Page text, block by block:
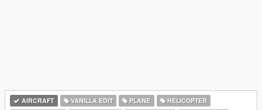
AIRCRAFT VANILLA EDIT PLANE
HELICOPTER